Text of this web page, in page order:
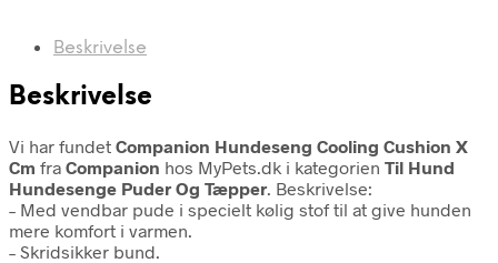
Beskrivelse
Beskrivelse
Vi har fundet Companion Hundeseng Cooling Cushion X
Cm fra Companion hos MyPets.dk i kategorien Til Hund
Hundesenge Puder Og Tæpper. Beskrivelse:
– Med vendbar pude i specielt kølig stof til at give hunden
mere komfort i varmen.
– Skridsikker bund.